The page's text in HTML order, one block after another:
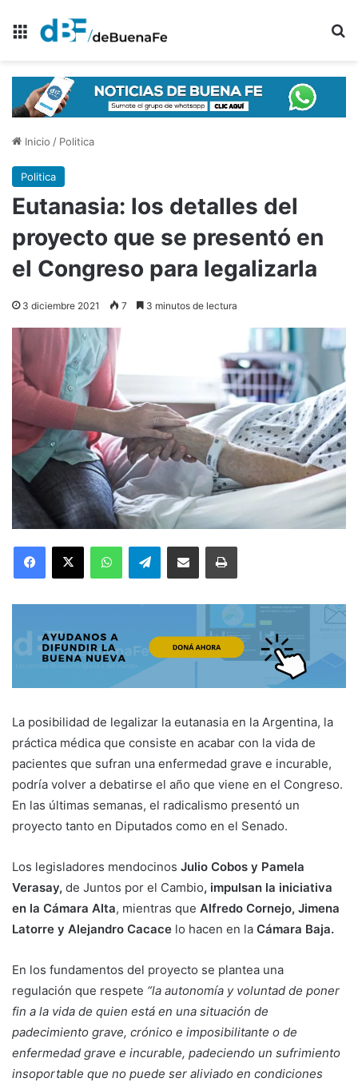
Menú
Inicio / Politica
Politica
Eutanasia: los detalles del
proyecto que se presentó en
el Congreso para legalizarla
3 diciembre 2021 7 3 minutos de lectura
Telegram
La posibilidad de legalizar la eutanasia en la Argentina, la
práctica médica que consiste en acabar con la vida de
pacientes que sufran una enfermedad grave e incurable,
podría volver a debatirse el año que viene en el Congreso.
En las últimas semanas, el radicalismo presentó un
proyecto tanto en Diputados como en el Senado.
Los legisladores mendocinos Julio Cobos y Pamela
Verasay, de Juntos por el Cambio, impulsan la iniciativa
en la Cámara Alta, mientras que Alfredo Cornejo, Jimena
Latorre y Alejandro Cacace lo hacen en la Cámara Baja.
En los fundamentos del proyecto se plantea una
regulación que respete “la autonomía y voluntad de poner
fin a la vida de quien está en una situación de
padecimiento grave, crónico e imposibilitante o de
enfermedad grave e incurable, padeciendo un sufrimiento
insoportable que no puede ser aliviado en condiciones